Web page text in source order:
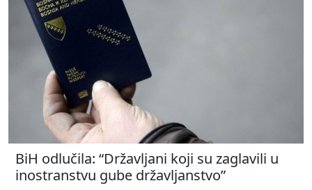
BiH odlučila: “Državljani koji su zaglavili u
inostranstvu gube državljanstvo”